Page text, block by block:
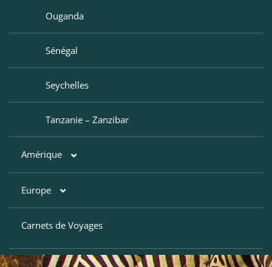
Ouganda
Sénégal
Seychelles
Tanzanie – Zanzibar
Amérique
Argentine
Bahamas
Brésil
Europe
Croatie
Finlande
Carnets de Voyages